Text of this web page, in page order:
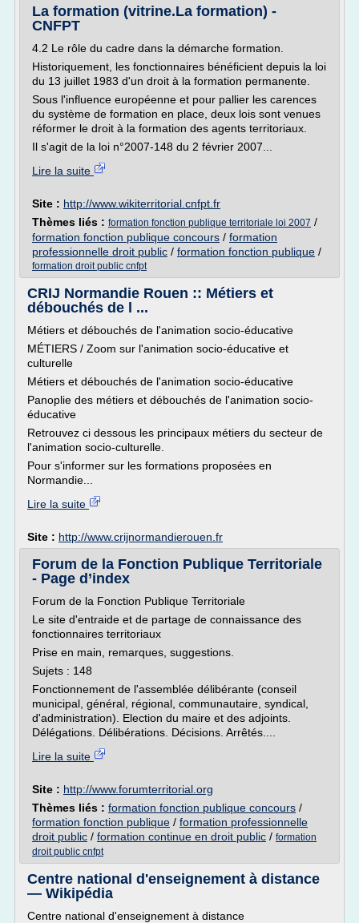
La formation (vitrine.La formation) -
CNFPT
4.2 Le rôle du cadre dans la démarche formation.
Historiquement, les fonctionnaires bénéficient depuis la loi
du 13 juillet 1983 d'un droit à la formation permanente.
Sous l'influence européenne et pour pallier les carences
du système de formation en place, deux lois sont venues
réformer le droit à la formation des agents territoriaux.
Il s'agit de la loi n°2007-148 du 2 février 2007...
Lire la suite
Site : http://www.wikiterritorial.cnfpt.fr
Thèmes liés : formation fonction publique territoriale loi 2007 /
formation fonction publique concours / formation
professionnelle droit public / formation fonction publique /
formation droit public cnfpt
CRIJ Normandie Rouen :: Métiers et
débouchés de l ...
Métiers et débouchés de l'animation socio-éducative
MÉTIERS / Zoom sur l'animation socio-éducative et
culturelle
Métiers et débouchés de l'animation socio-éducative
Panoplie des métiers et débouchés de l'animation socio-
éducative
Retrouvez ci dessous les principaux métiers du secteur de
l'animation socio-culturelle.
Pour s'informer sur les formations proposées en
Normandie...
Lire la suite
Site : http://www.crijnormandierouen.fr
Forum de la Fonction Publique Territoriale
- Page d’index
Forum de la Fonction Publique Territoriale
Le site d'entraide et de partage de connaissance des
fonctionnaires territoriaux
Prise en main, remarques, suggestions.
Sujets : 148
Fonctionnement de l'assemblée délibérante (conseil
municipal, général, régional, communautaire, syndical,
d'administration). Election du maire et des adjoints.
Délégations. Délibérations. Décisions. Arrêtés....
Lire la suite
Site : http://www.forumterritorial.org
Thèmes liés : formation fonction publique concours /
formation fonction publique / formation professionnelle
droit public / formation continue en droit public / formation
droit public cnfpt
Centre national d'enseignement à distance
— Wikipédia
Centre national d'enseignement à distance